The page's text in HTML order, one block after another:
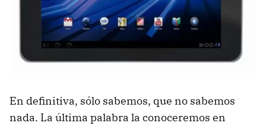
En definitiva, sólo sabemos, que no sabemos
nada. La última palabra la conoceremos en